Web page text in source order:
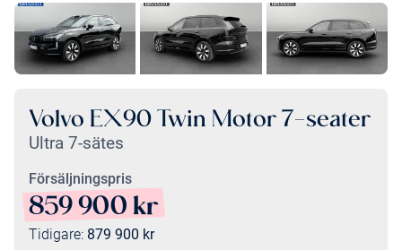
Volvo EX90 Twin Motor 7-seater
Ultra 7-sätes
Försäljningspris
859 900 kr
Tidigare: 879 900 kr